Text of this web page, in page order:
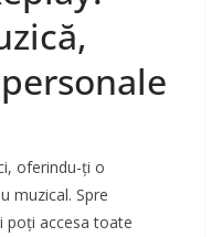
oferindu-ți o
muzical. Spre
poți accesa toate